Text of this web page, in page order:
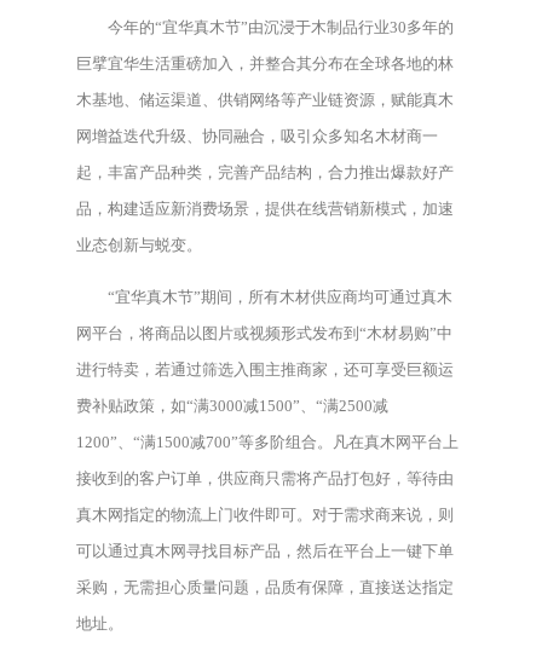
今年的“宜华真木节”由沉浸于木制品行业30多年的
巨擘宜华生活重磅加入，并整合其分布在全球各地的林
木基地、储运渠道、供销网络等产业链资源，赋能真木
网增益迭代升级、协同融合，吸引众多知名木材商一
起，丰富产品种类，完善产品结构，合力推出爆款好产
品，构建适应新消费场景，提供在线营销新模式，加速
业态创新与蜕变。
“宜华真木节”期间，所有木材供应商均可通过真木
网平台，将商品以图片或视频形式发布到“木材易购”中
进行特卖，若通过筛选入围主推商家，还可享受巨额运
费补贴政策，如“满3000减1500”、“满2500减
1200”、“满1500减700”等多阶组合。凡在真木网平台上
接收到的客户订单，供应商只需将产品打包好，等待由
真木网指定的物流上门收件即可。对于需求商来说，则
可以通过真木网寻找目标产品，然后在平台上一键下单
采购，无需担心质量问题，品质有保障，直接送达指定
地址。